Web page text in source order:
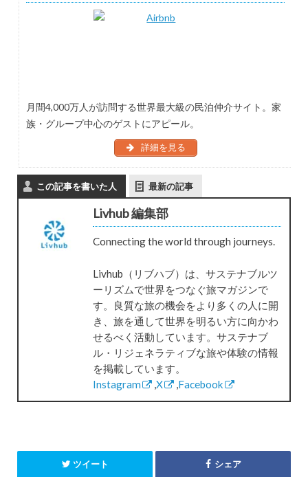
月間4,000万人が訪問する世界最大級の民泊仲介サイト。家
族・グループ中心のゲストにアピール。
詳細を見る
この記事を書いた人 最新の記事
Livhub 編集部
Connecting the world through journeys.
Livhub（リブハブ）は、サステナブルツ
ーリズムで世界をつなぐ旅マガジンで
す。良質な旅の機会をより多くの人に開
き、旅を通して世界を明るい方に向かわ
せるべく活動しています。サステナブ
ル・リジェネラティブな旅や体験の情報
を掲載しています。
Instagram
,X ,Facebook
ツイート シェア